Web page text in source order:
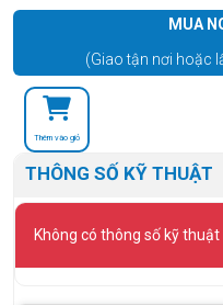
MUA
(Giao tận nơi hoặc
Thêm vào giỏ
THÔNG SỐ KỸ THUẬT
Không có thông số kỹ thuật